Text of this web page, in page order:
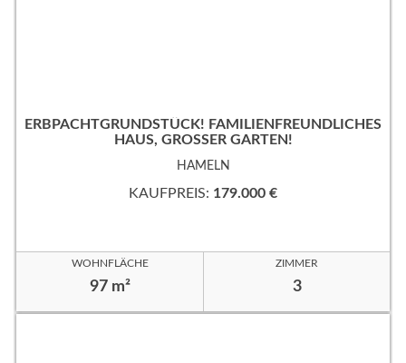
ERBPACHTGRUNDSTÜCK! FAMILIENFREUNDLICHES
HAUS, GROSSER GARTEN!
HAMELN
KAUFPREIS: 179.000 €
WOHNFLÄCHE
97 m²
ZIMMER
3